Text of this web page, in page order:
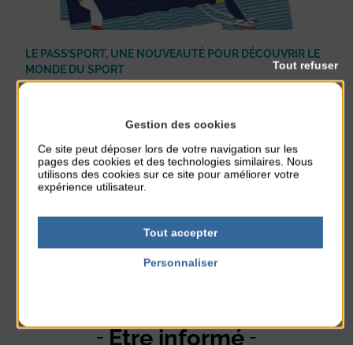
LE PASS’SPORT, UNE NOUVEAUTÉ POUR DÉCOUVRIR LE
MONDE DU SPORT
Que vous soyez sportif ou simplement curieux, la commune d’Agon-
découverte, un nouvel outil vient ...
En lire plus
Être informé
Gestion des cookies
Ce site peut déposer lors de votre navigation sur les
pages des cookies et des technologies similaires. Nous
utilisons des cookies sur ce site pour améliorer votre
expérience utilisateur.
Tout accepter
Tout refuser
Personnaliser